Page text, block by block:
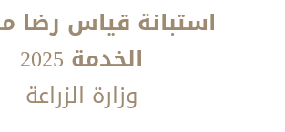
استبانة قياس رضا
الخدمة 2025
وزارة الزراعة